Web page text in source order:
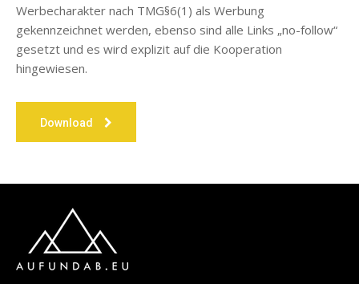
Werbecharakter nach TMG§6(1) als Werbung
gekennzeichnet werden, ebenso sind alle Links „no-follow“
gesetzt und es wird explizit auf die Kooperation
hingewiesen.
Download